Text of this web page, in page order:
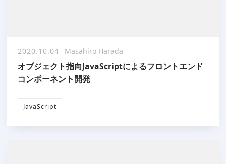
2020.10.04 Masahiro Harada
オブジェクト指向JavaScriptによるフロントエンド
コンポーネント開発
JavaScript